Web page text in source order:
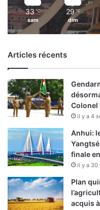
33 ℃
sam
29 ℃
dim
Articles récents
Colonel
il y a 4
Anhui:
finale
il y a 30
Plan
acquis